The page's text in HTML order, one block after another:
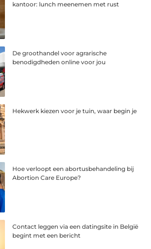
kantoor: lunch meenemen met rust
De groothandel voor agrarische
benodigdheden online voor jou
Hekwerk kiezen voor je tuin, waar begin je
Hoe verloopt een abortusbehandeling bij
Abortion Care Europe?
Contact leggen via een datingsite in België
begint met een bericht